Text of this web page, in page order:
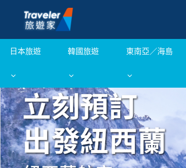
日本旅遊 韓國旅遊 東南亞／海島